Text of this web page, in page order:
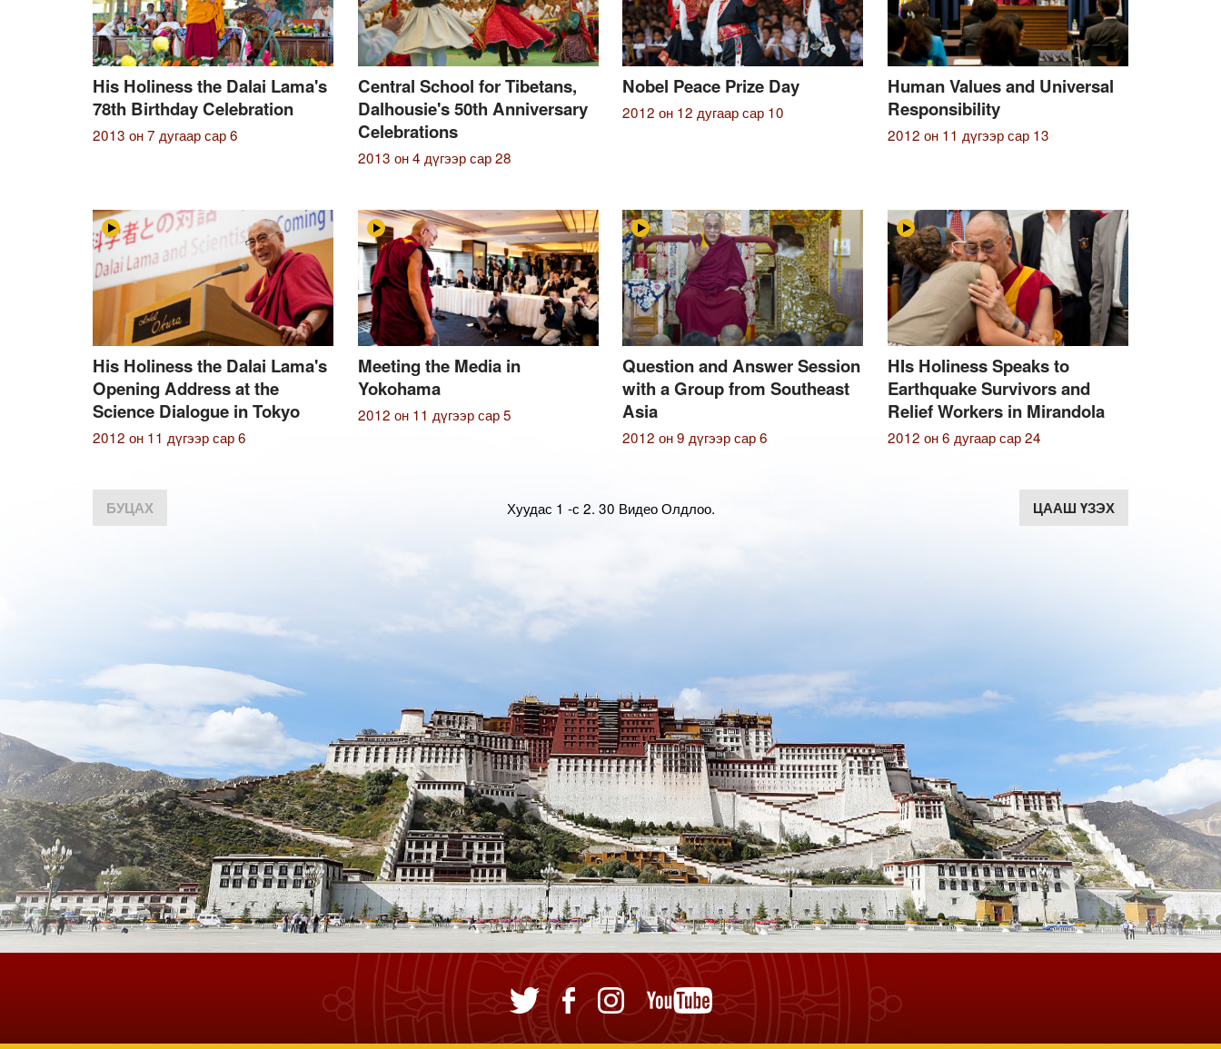
His Holiness the Dalai Lama's
78th Birthday Celebration
2013 он 7 дугаар сар 6
Central School for Tibetans,
Dalhousie's 50th Anniversary
Celebrations
2013 он 4 дүгээр сар 28
Nobel Peace Prize Day
2012 он 12 дугаар сар 10
Human Values and Universal
Responsibility
2012 он 11 дүгээр сар 13
His Holiness the Dalai Lama's
Opening Address at the
Science Dialogue in Tokyo
2012 он 11 дүгээр сар 6
Meeting the Media in
Yokohama
2012 он 11 дүгээр сар 5
Question and Answer Session
with a Group from Southeast
Asia
2012 он 9 дүгээр сар 6
HIs Holiness Speaks to
Earthquake Survivors and
Relief Workers in Mirandola
2012 он 6 дугаар сар 24
БУЦАХ Хуудас 1 -с 2. 30 Видео Олдлоо. ЦААШ ҮЗЭХ